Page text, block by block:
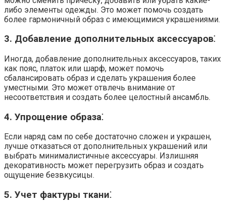
либо элементы одежды. Это может помочь создать
более гармоничный образ с имеющимися украшениями.
3. Добавление дополнительных аксессуаров⁚
Иногда, добавление дополнительных аксессуаров, таких
как пояс, платок или шарф, может помочь
сбалансировать образ и сделать украшения более
уместными. Это может отвлечь внимание от
несоответствия и создать более целостный ансамбль.
4. Упрощение образа⁚
Если наряд сам по себе достаточно сложен и украшен,
лучше отказаться от дополнительных украшений или
выбрать минималистичные аксессуары. Излишняя
декоративность может перегрузить образ и создать
ощущение безвкусицы.
5. Учет фактуры ткани⁚